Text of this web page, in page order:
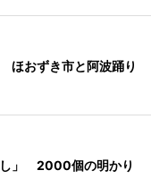
ほおずき市と阿波踊り
し」 2000個の明かり